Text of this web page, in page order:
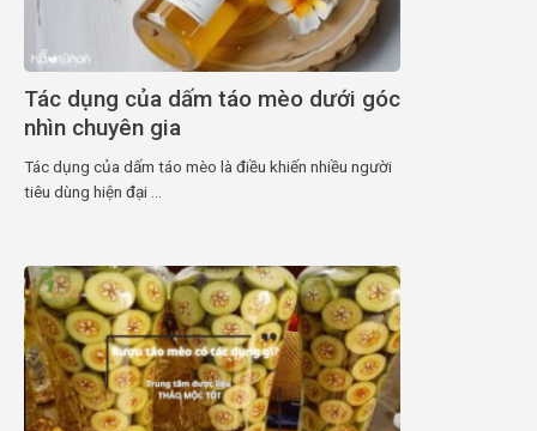
Tác dụng của dấm táo mèo dưới góc
nhìn chuyên gia
Tác dụng của dấm táo mèo là điều khiến nhiều người
tiêu dùng hiện đại ...